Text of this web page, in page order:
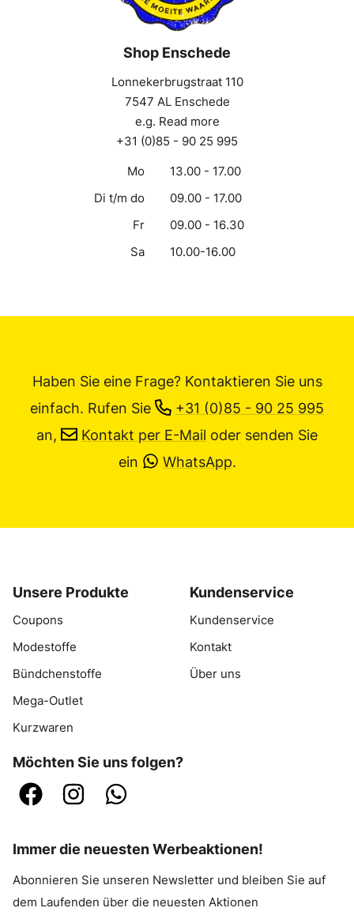
Shop Enschede
Lonnekerbrugstraat 110
7547 AL Enschede
e.g. Read more
+31 (0)85 - 90 25 995
Mo
13.00 - 17.00
Di t/m do
09.00 - 17.00
Fr
09.00 - 16.30
Sa
10.00-16.00
Haben Sie eine Frage? Kontaktieren Sie uns
einfach. Rufen Sie
+31 (0)85 - 90 25 995
an,
Kontakt per E-Mail oder senden Sie
ein
WhatsApp.
Unsere Produkte
Coupons
Modestoffe
Bündchenstoffe
Mega-Outlet
Kurzwaren
Kundenservice
Kundenservice
Kontakt
Über uns
Möchten Sie uns folgen?
Immer die neuesten Werbeaktionen!
Abonnieren Sie unseren Newsletter und bleiben Sie auf
dem Laufenden über die neuesten Aktionen